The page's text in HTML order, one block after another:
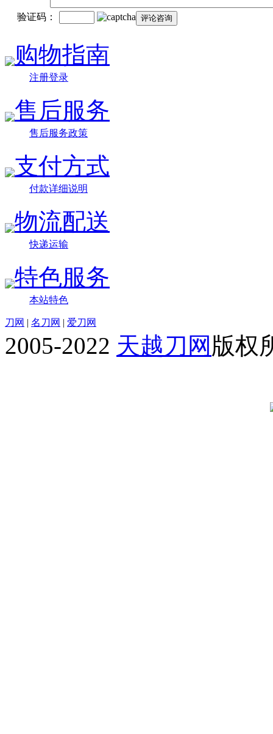
验证码：
购物指南
注册登录
售后服务
售后服务政策
支付方式
付款详细说明
物流配送
快递运输
特色服务
本站特色
刀网 | 名刀网 | 爱刀网
2005-2022 天越刀网 版权